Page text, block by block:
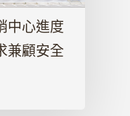
中心進度
兼顧安全